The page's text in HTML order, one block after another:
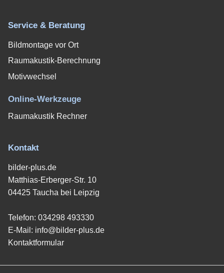
Service & Beratung
Bildmontage vor Ort
Raumakustik-Berechnung
Motivwechsel
Online-Werkzeuge
Raumakustik Rechner
Kontakt
bilder-plus.de
Matthias-Erberger-Str. 10
04425 Taucha bei Leipzig
Telefon: 034298 493330
E-Mail: info@bilder-plus.de
Kontaktformular